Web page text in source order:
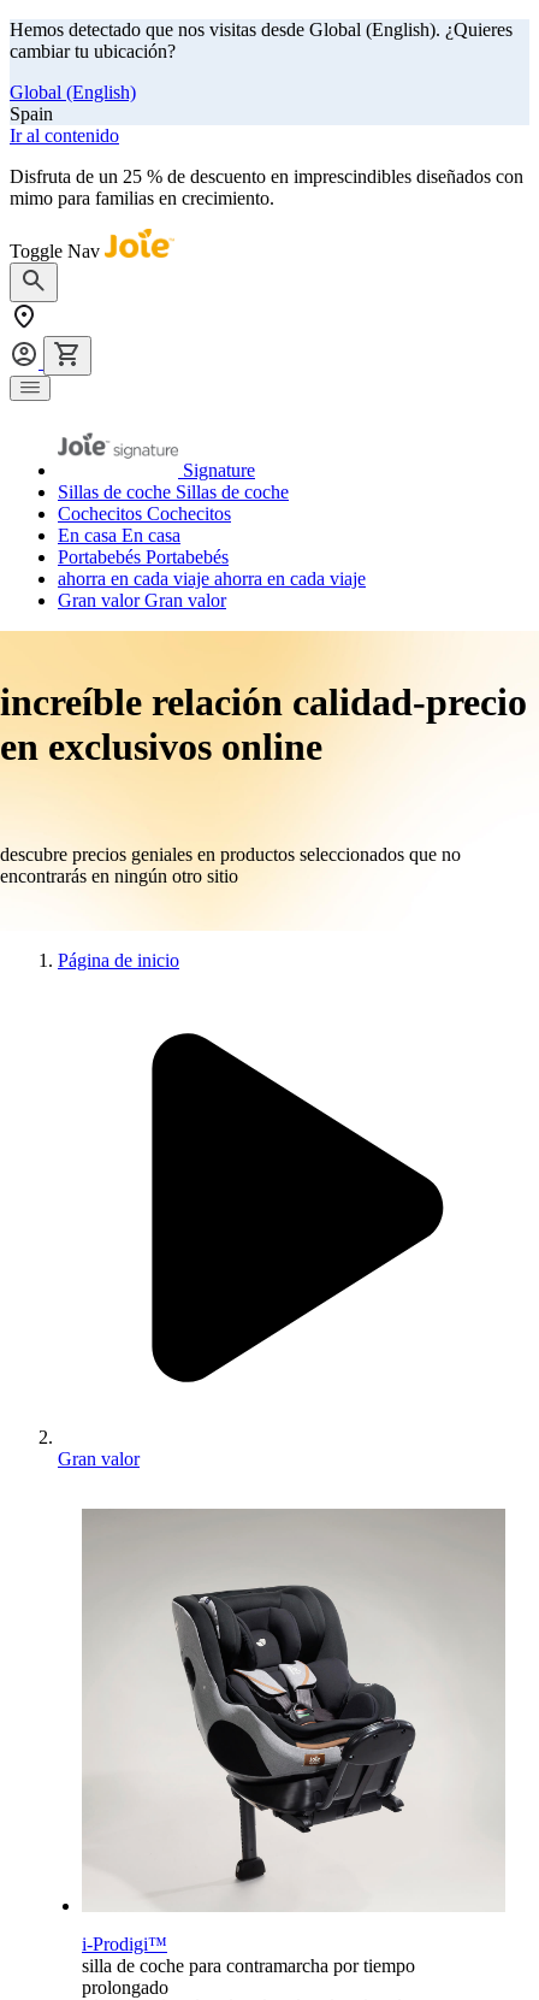
Hemos detectado que nos visitas desde Global (English). ¿Quieres
cambiar tu ubicación?
Global (English)
Spain
Ir al contenido
Disfruta de un 25 % de descuento en imprescindibles diseñados con
mimo para familias en crecimiento.
Toggle Nav
Signature
Sillas de coche Sillas de coche
Cochecitos Cochecitos
En casa En casa
Portabebés Portabebés
ahorra en cada viaje ahorra en cada viaje
Gran valor Gran valor
increíble relación calidad-precio
en exclusivos online
descubre precios geniales en productos seleccionados que no
encontrarás en ningún otro sitio
Página de inicio
Gran valor
i-Prodigi™
silla de coche para contramarcha por tiempo
prolongado